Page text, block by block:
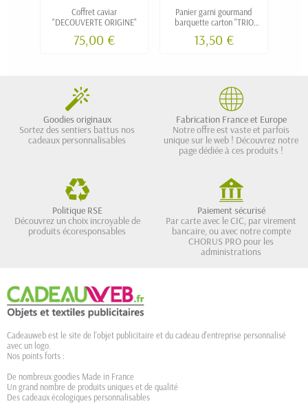
Coffret caviar
"DECOUVERTE ORIGINE"
75,00 €
Panier garni gourmand
barquette carton "TRIO
truffes, vin)
13,50 €
Goodies originaux
Sortez des sentiers battus nos
cadeaux personnalisables
Fabrication France et Europe
Notre offre est vaste et parfois
unique sur le web ! Découvrez notre
page dédiée à ces produits !
Politique RSE
Découvrez un choix incroyable de
produits écoresponsables
Paiement sécurisé
Par carte avec le CIC, par virement
bancaire, ou avec notre compte
CHORUS PRO pour les
administrations
Cadeauweb est le site de l'objet publicitaire et du cadeau d'entreprise personnalisé
avec un logo.
Nos points forts :
De nombreux goodies Made in France
Un grand nombre de produits uniques et de qualité
Des cadeaux écologiques personnalisables